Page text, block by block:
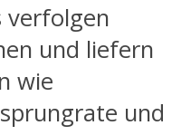
verfolgen
und liefern
wie
und